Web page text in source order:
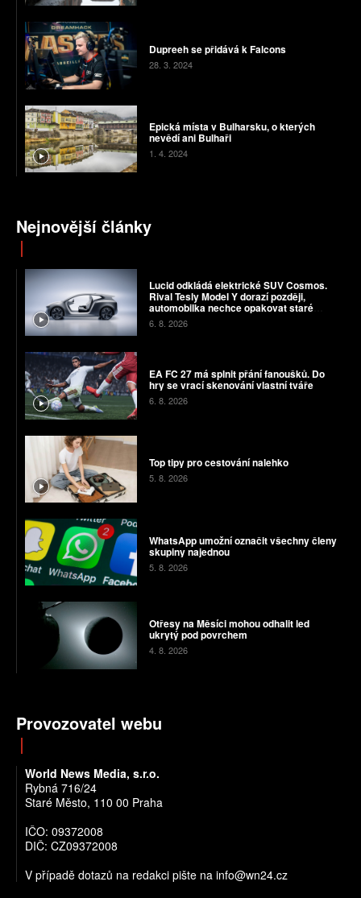
Dupreeh se přidává k Falcons
28. 3. 2024
Epická místa v Bulharsku, o kterých
nevědí ani Bulhaři
1. 4. 2024
Nejnovější články
Lucid odkládá elektrické SUV Cosmos.
Rival Tesly Model Y dorazí později,
automobilka nechce opakovat staré
chyby
6. 8. 2026
EA FC 27 má splnit přání fanoušků. Do
hry se vrací skenování vlastní tváře
6. 8. 2026
Top tipy pro cestování nalehko
5. 8. 2026
WhatsApp umožní označit všechny členy
skupiny najednou
5. 8. 2026
Otřesy na Měsíci mohou odhalit led
ukrytý pod povrchem
4. 8. 2026
Provozovatel webu
World News Media, s.r.o.
Rybná 716/24
Staré Město, 110 00 Praha
IČO: 09372008
DIČ: CZ09372008
V případě dotazů na redakci pište na info@wn24.cz